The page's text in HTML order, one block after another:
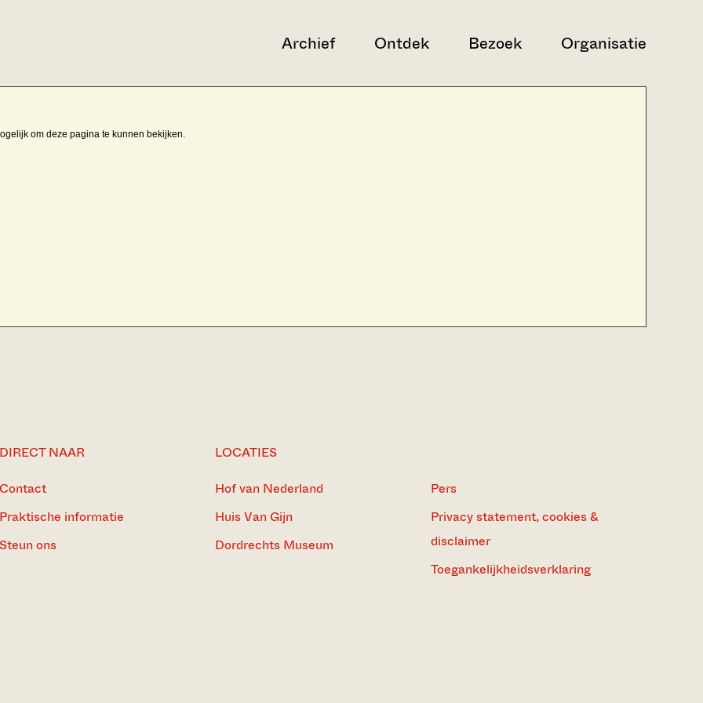
Archief Ontdek Bezoek Organisatie
om deze pagina te kunnen bekijken.
DIRECT NAAR
Contact
Praktische informatie
Steun ons
LOCATIES
Hof van Nederland
Huis Van Gijn
Dordrechts Museum
Pers
Privacy statement, cookies &
disclaimer
Toegankelijkheidsverklaring